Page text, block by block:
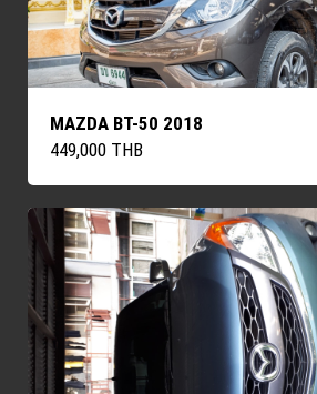
MAZDA BT-50 2018
449,000 THB